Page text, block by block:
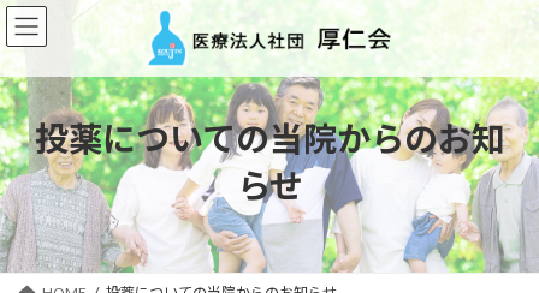
コ
ン
ン
ツ
へ
ス
キ
ッ
プ
ナ
ビ
ー
シ
ョ
ン
に
移
動
投薬についての当院からのお知
らせ